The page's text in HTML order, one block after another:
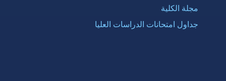
مجلة الكلية
جداول امتحانات الدراسات العليا